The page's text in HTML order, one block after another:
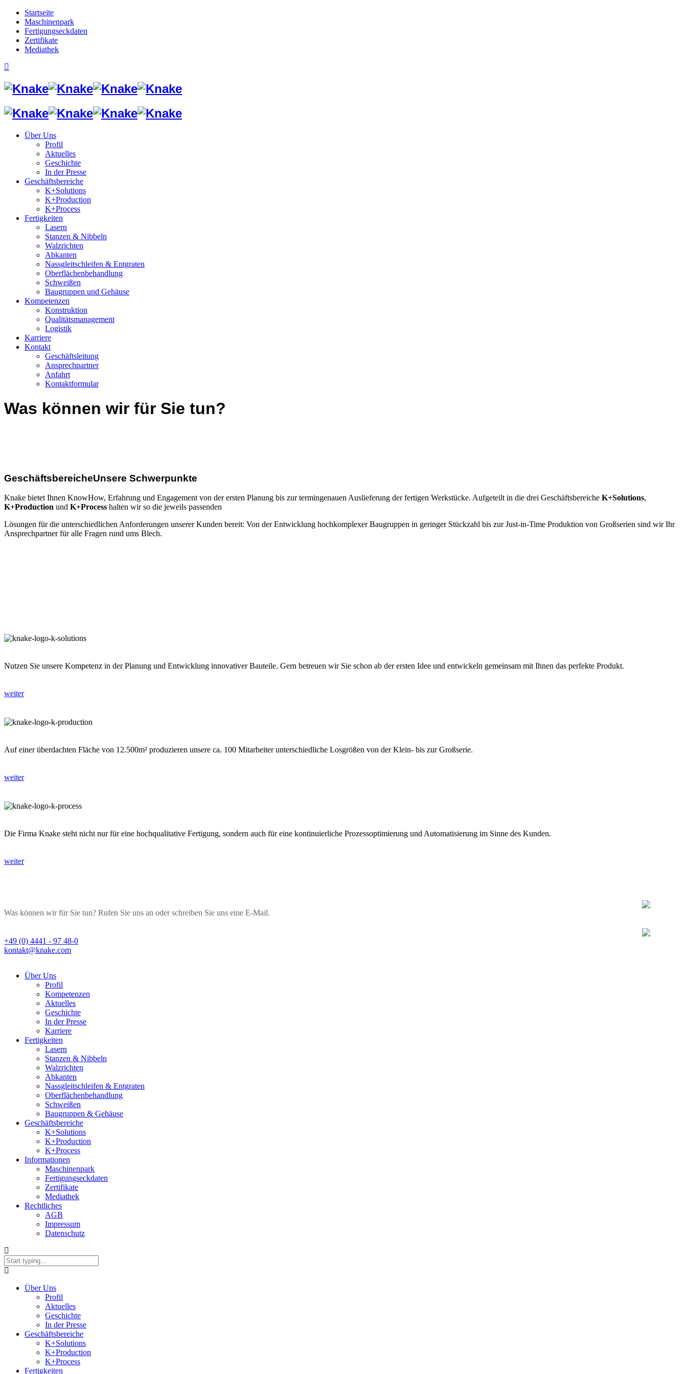
Startseite
Maschinenpark
Fertigungseckdaten
Zertifikate
Mediathek
Über Uns
Profil
Aktuelles
Geschichte
In der Presse
Geschäftsbereiche
K+Solutions
K+Production
K+Process
Fertigkeiten
Lasern
Stanzen & Nibbeln
Walzrichten
Abkanten
Nassgleitschleifen & Entgraten
Oberflächenbehandlung
Schweißen
Baugruppen und Gehäuse
Kompetenzen
Konstruktion
Qualitätsmanagement
Logistik
Karriere
Kontakt
Geschäftsleitung
Ansprechpartner
Anfahrt
Kontaktformular
Was können wir für Sie tun?
GeschäftsbereicheUnsere Schwerpunkte
Knake bietet Ihnen KnowHow, Erfahrung und Engagement von der ersten Planung bis zur termingenauen Auslieferung der fertigen Werkstücke. Aufgeteilt in die drei Geschäftsbereiche K+Solutions,
K+Production und K+Process halten wir so die jeweils passenden
Lösungen für die unterschiedlichen Anforderungen unserer Kunden bereit: Von der Entwicklung hochkomplexer Baugruppen in geringer Stückzahl bis zur Just-in-Time Produktion von Großserien sind wir Ihr
Ansprechpartner für alle Fragen rund ums Blech.
Nutzen Sie unsere Kompetenz in der Planung und Entwicklung innovativer Bauteile. Gern betreuen wir Sie schon ab der ersten Idee und entwickeln gemeinsam mit Ihnen das perfekte Produkt.
weiter
Auf einer überdachten Fläche von 12.500m² produzieren unsere ca. 100 Mitarbeiter unterschiedliche Losgrößen von der Klein- bis zur Großserie.
weiter
Die Firma Knake steht nicht nur für eine hochqualitative Fertigung, sondern auch für eine kontinuierliche Prozessoptimierung und Automatisierung im Sinne des Kunden.
weiter
Was können wir für Sie tun? Rufen Sie uns an oder schreiben Sie uns eine E-Mail.
+49 (0) 4441 - 97 48-0
kontakt@knake.com
Über Uns
Profil
Kompetenzen
Aktuelles
Geschichte
In der Presse
Karriere
Fertigkeiten
Lasern
Stanzen & Nibbeln
Walzrichten
Abkanten
Nassgleitschleifen & Entgraten
Oberflächenbehandlung
Schweißen
Baugruppen & Gehäuse
Geschäftsbereiche
K+Solutions
K+Production
K+Process
Informationen
Maschinenpark
Fertigungseckdaten
Zertifikate
Mediathek
Rechtliches
AGB
Impressum
Datenschutz
Über Uns
Profil
Aktuelles
Geschichte
In der Presse
Geschäftsbereiche
K+Solutions
K+Production
K+Process
Fertigkeiten